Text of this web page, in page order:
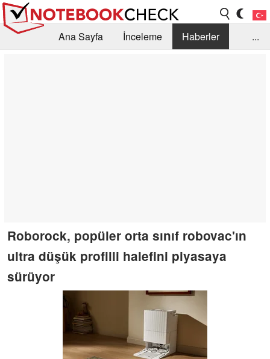
Ana Sayfa İnceleme
Haberler
...
Roborock, popüler orta sınıf robovac'ın
ultra düşük profilli halefini piyasaya
sürüyor